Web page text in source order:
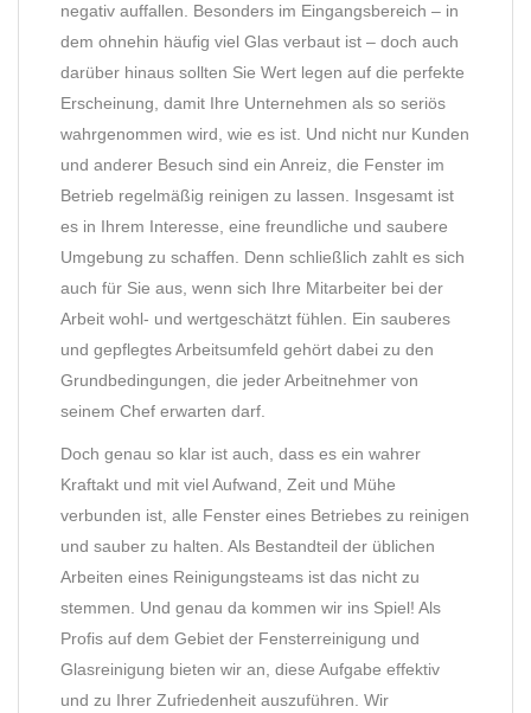
negativ auffallen. Besonders im Eingangsbereich – in
dem ohnehin häufig viel Glas verbaut ist – doch auch
darüber hinaus sollten Sie Wert legen auf die perfekte
Erscheinung, damit Ihre Unternehmen als so seriös
wahrgenommen wird, wie es ist. Und nicht nur Kunden
und anderer Besuch sind ein Anreiz, die Fenster im
Betrieb regelmäßig reinigen zu lassen. Insgesamt ist
es in Ihrem Interesse, eine freundliche und saubere
Umgebung zu schaffen. Denn schließlich zahlt es sich
auch für Sie aus, wenn sich Ihre Mitarbeiter bei der
Arbeit wohl- und wertgeschätzt fühlen. Ein sauberes
und gepflegtes Arbeitsumfeld gehört dabei zu den
Grundbedingungen, die jeder Arbeitnehmer von
seinem Chef erwarten darf.
Doch genau so klar ist auch, dass es ein wahrer
Kraftakt und mit viel Aufwand, Zeit und Mühe
verbunden ist, alle Fenster eines Betriebes zu reinigen
und sauber zu halten. Als Bestandteil der üblichen
Arbeiten eines Reinigungsteams ist das nicht zu
stemmen. Und genau da kommen wir ins Spiel! Als
Profis auf dem Gebiet der Fensterreinigung und
Glasreinigung bieten wir an, diese Aufgabe effektiv
und zu Ihrer Zufriedenheit auszuführen. Wir